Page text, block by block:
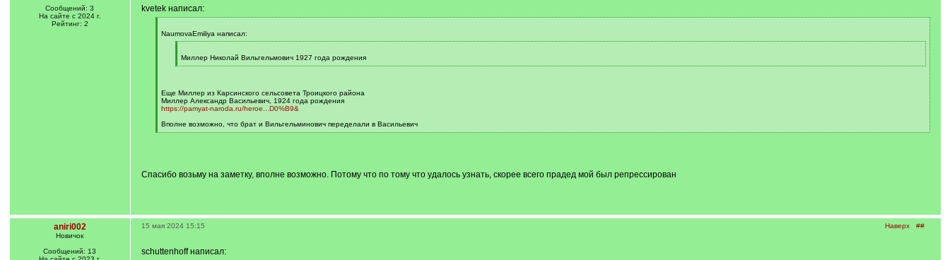
Сообщений: 3
На сайте с 2024 г.
Рейтинг: 2
kvetek написал:
q
NaumovaEmiliya написал:
q
]
Миллер Николай Вильгельмович 1927 года рождения
[
Еще Миллер из Карсинского сельсовета Троицкого района
Миллер Александр Васильевич, 1924 года рождения
https://pamyat-naroda.ru/heroe...D0%B9&
Вполне возможно, что брат и Вильгельминович переделали в Васильевич
[
Спасибо возьму на заметку, вполне возможно. Потому что по тому что удалось узнать, скорее всего прадед мой был репрессирован
aniri002
Новичок
Сообщений: 13
Наверх ##
15 мая 2024 15:15
schuttenhoff написал: